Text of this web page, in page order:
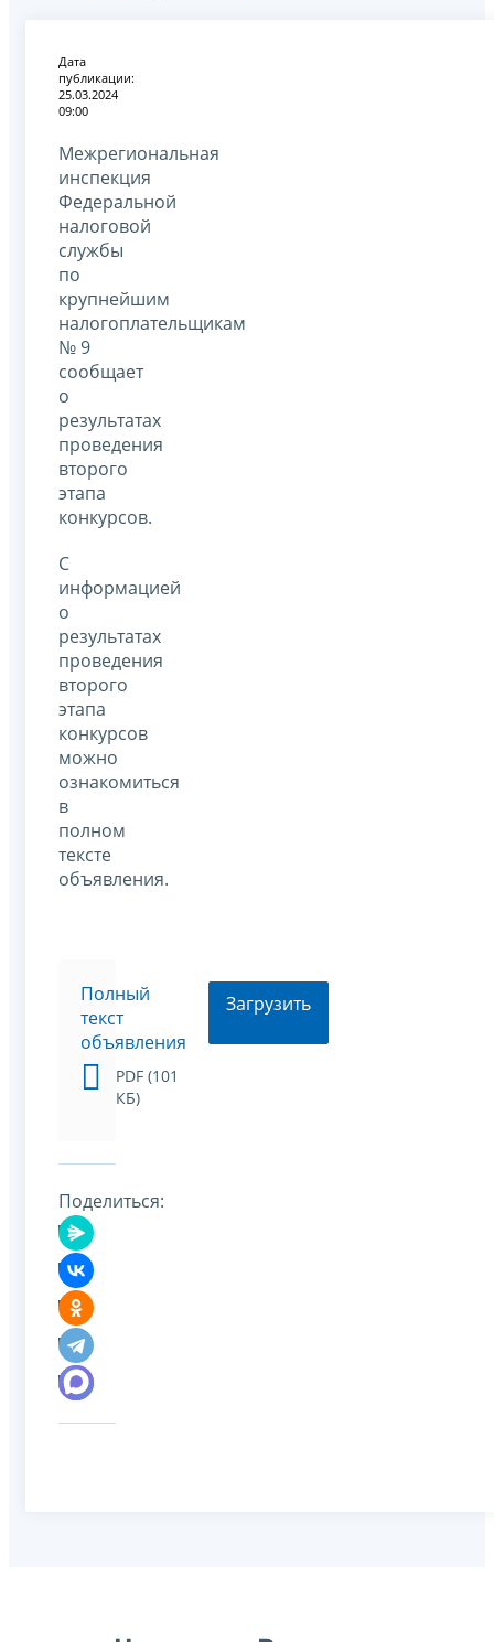
Дата
публикации:
25.03.2024
09:00
Межрегиональная
инспекция
Федеральной
налоговой
службы
по
крупнейшим
налогоплательщикам
№ 9
сообщает
о
результатах
проведения
второго
этапа
конкурсов.
С
информацией
о
результатах
проведения
второго
этапа
конкурсов
можно
ознакомиться
в
полном
тексте
объявления.
Полный
текст
объявления
PDF (101
КБ)
Загрузить
Поделиться: